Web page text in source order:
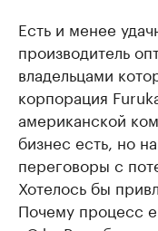
Есть и менее
производитель
владельцами
корпорация
американской
бизнес есть, но
переговоры с
Хотелось бы
Почему процесс